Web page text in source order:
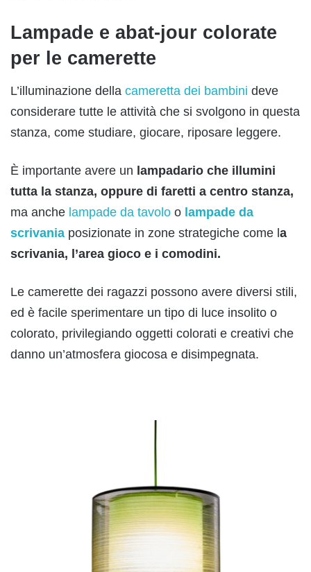
Lampade e abat-jour colorate
per le camerette
L’illuminazione della cameretta dei bambini deve
considerare tutte le attività che si svolgono in questa
stanza, come studiare, giocare, riposare leggere.
È importante avere un lampadario che illumini
tutta la stanza, oppure di faretti a centro stanza,
ma anche lampade da tavolo o lampade da
scrivania posizionate in zone strategiche come l a
scrivania, l’area gioco e i comodini.
Le camerette dei ragazzi possono avere diversi stili,
ed è facile sperimentare un tipo di luce insolito o
colorato, privilegiando oggetti colorati e creativi che
danno un’atmosfera giocosa e disimpegnata.